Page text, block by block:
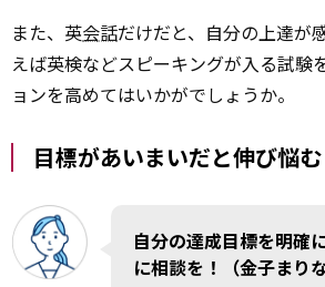
また、英会話だけだと、自分の上達が
えば英検などスピーキングが入る試験
ョンを高めてはいかがでしょうか。
目標があいまいだと伸び悩む
自分の達成目標を明確
に相談を！（金子まりな